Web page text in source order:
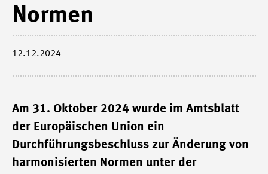
Normen
12.12.2024
Am 31. Oktober 2024 wurde im Amtsblatt
der Europäischen Union ein
Durchführungsbeschluss zur Änderung von
harmonisierten Normen unter der